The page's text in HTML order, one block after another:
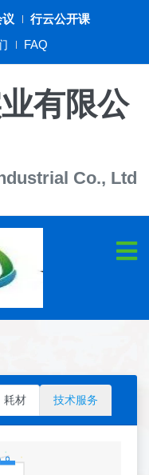
行云公开课
FAQ
有限公
Co., Ltd
耗材 技术服务